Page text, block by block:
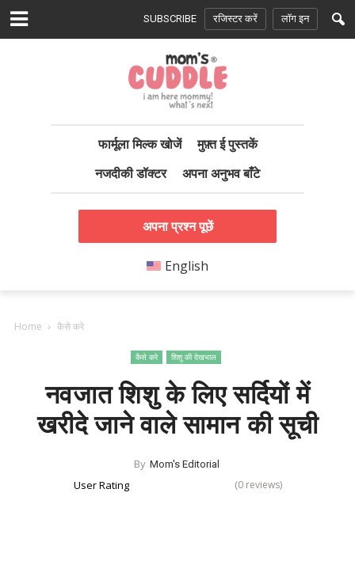
SUBSCRIBE रजिस्टर करें लॉग इन
फार्मूला मिल्क खोजें
मुफ़्त ई पुस्तकें
नजदीकी डॉक्टर
अपना अनुभव बाँटे
अपना प्रश्न पूछें
English
Home कैसे करे
कैसे करे शिशु की देखभाल
नवजात शिशु के लिए सर्दियों में
खरीदे जाने वाले सामान की सूची
By Mom's Editorial
User Rating (0 reviews)